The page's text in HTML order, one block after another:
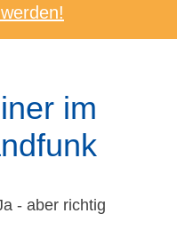
im
- aber richtig